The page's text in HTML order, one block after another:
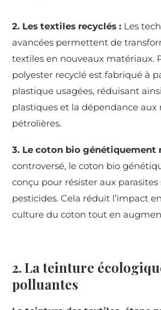
2. Les textiles recyclés : Les
avancées permettent de
textiles en nouveaux matériaux.
polyester recyclé est fabriqué à
plastique usagées, réduisant
plastiques et la dépendance aux
pétrolières.
3. Le coton bio génétiquement
controversé, le coton bio
conçu pour résister aux parasites
pesticides. Cela réduit l’impact
culture du coton tout en
2. La teinture
polluantes